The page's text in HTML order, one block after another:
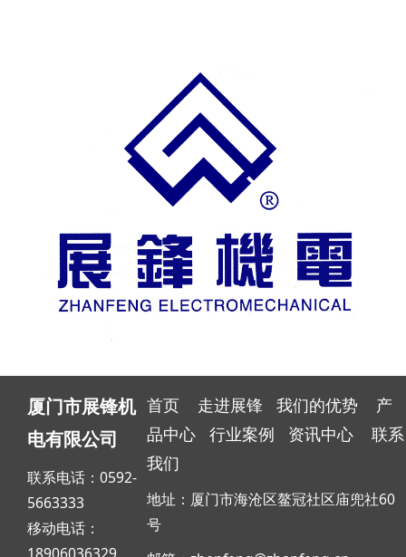
厦门市展锋机
电有限公司
联系电话：0592-
5663333
移动电话：
18906036329
首页 走进展锋 我们的优势
产
品中心
行业案例 资讯中心
联系
我们
地址：厦门市海沧区鳌冠社区庙兜社60
号